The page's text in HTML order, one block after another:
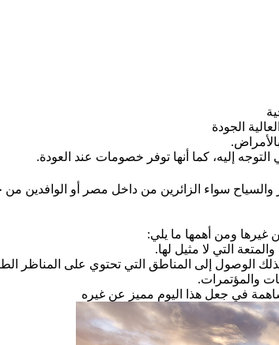
الجودة
إليه، كما أنها توفر خصومات عند العودة.
والسياح سواء الزائرين من داخل مصر أو الوافدين
ومن أهمها ما يلي:
التي لا مثيل لها.
الوصول إلى المناطق التي تحتوي على المناظر
والمؤتمرات.
في جعل هذا اليوم مميز عن غيره